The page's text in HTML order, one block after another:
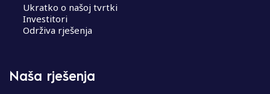
Ukratko o našoj tvrtki
Investitori
Održiva rješenja
Naša rješenja